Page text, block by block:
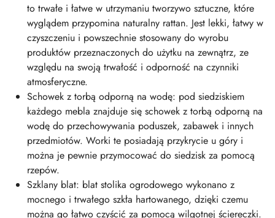
to trwałe i łatwe w utrzymaniu tworzywo sztuczne, które
wyglądem przypomina naturalny rattan. Jest lekki, łatwy w
czyszczeniu i powszechnie stosowany do wyrobu
produktów przeznaczonych do użytku na zewnątrz, ze
względu na swoją trwałość i odporność na czynniki
atmosferyczne.
Schowek z torbą odporną na wodę: pod siedziskiem
każdego mebla znajduje się schowek z torbą odporną na
wodę do przechowywania poduszek, zabawek i innych
przedmiotów. Worki te posiadają przykrycie u góry i
można je pewnie przymocować do siedzisk za pomocą
rzepów.
Szklany blat: blat stolika ogrodowego wykonano z
mocnego i trwałego szkła hartowanego, dzięki czemu
można go łatwo czyścić za pomocą wilgotnej ściereczki.